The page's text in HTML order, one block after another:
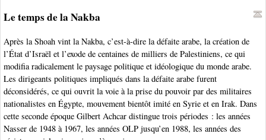
Le temps de la Nakba
Après la Shoah vint la Nakba, c’est-à-dire la défaite arabe, la création de
l’État d’Israël et l’exode de centaines de milliers de Palestiniens, ce qui
modifia radicalement le paysage politique et idéologique du monde arabe.
Les dirigeants politiques impliqués dans la défaite arabe furent
déconsidérés, ce qui ouvrit la voie à la prise du pouvoir par des militaires
nationalistes en Égypte, mouvement bientôt imité en Syrie et en Irak. Dans
cette seconde époque Gilbert Achcar distingue trois périodes : les années
Nasser de 1948 à 1967, les années OLP jusqu’en 1988, les années des